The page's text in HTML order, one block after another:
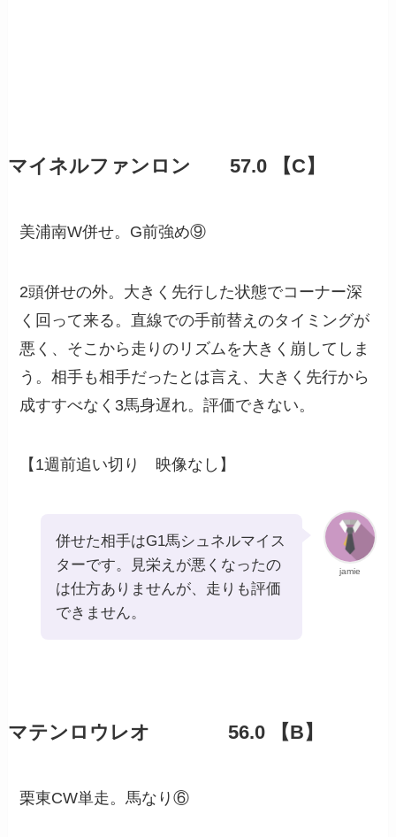
マイネルファンロン 57.0 【C】
美浦南W併せ。G前強め⑨
2頭併せの外。大きく先行した状態でコーナー深
く回って来る。直線での手前替えのタイミングが
悪く、そこから走りのリズムを大きく崩してしま
う。相手も相手だったとは言え、大きく先行から
成すすべなく3馬身遅れ。評価できない。
【1週前追い切り 映像なし】
jamie
併せた相手はG1馬シュネルマイス
ターです。見栄えが悪くなったの
は仕方ありませんが、走りも評価
できません。
マテンロウレオ 56.0 【B】
栗東CW単走。馬なり⑥